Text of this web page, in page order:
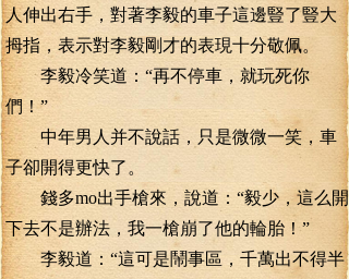
人伸出右手，對著李毅的車子這邊豎了豎大
拇指，表示對李毅剛才的表現十分敬佩。
李毅冷笑道：“再不停車，就玩死你
們！”
中年男人并不說話，只是微微一笑，車
子卻開得更快了。
錢多mo出手槍來，說道：“毅少，這么開
下去不是辦法，我一槍崩了他的輪胎！”
李毅道：“這可是鬧事區，千萬出不得半